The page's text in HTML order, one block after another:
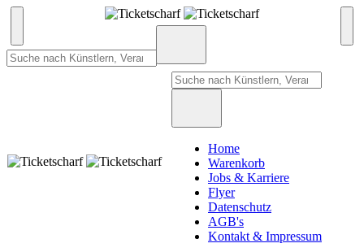
Home
Warenkorb
Jobs & Karriere
Flyer
Datenschutz
AGB's
Kontakt & Impressum